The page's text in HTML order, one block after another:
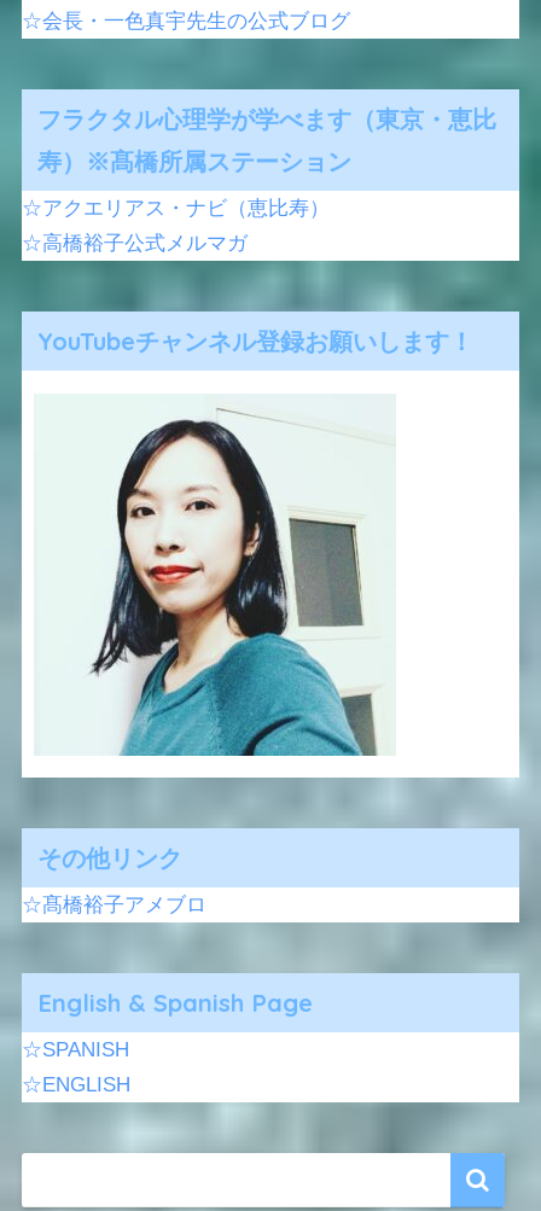
☆会長・一色真宇先生の公式ブログ
フラクタル心理学が学べます（東京・恵比
寿）※髙橋所属ステーション
☆アクエリアス・ナビ（恵比寿）
☆高橋裕子公式メルマガ
YouTubeチャンネル登録お願いします！
その他リンク
☆髙橋裕子アメブロ
English & Spanish Page
☆SPANISH
☆ENGLISH